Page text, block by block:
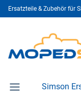
Ersatzteile & Zubehör für
Simson